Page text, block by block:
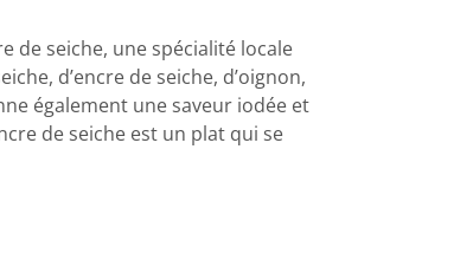
de seiche, une spécialité locale
d’encre de seiche, d’oignon,
également une saveur iodée et
de seiche est un plat qui se